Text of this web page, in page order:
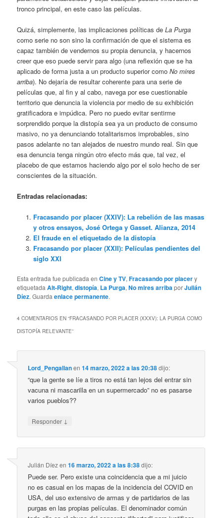
tronco principal, en este caso las películas.
Quizá, simplemente, las implicaciones políticas deLa Purga
como serie no son sino la confirmación de que el sistema es
capaz también de vendernos su propia denuncia, y hacernos
creer que eso puede servir para algo (una reflexión que se ha
aplicado de forma justa a un producto superior comoNo mires
arriba). No dejaría de resultar coherente para una serie de
películas que, al fin y al cabo, navega por ese cuestionable
territorio que denuncia la violencia por medio de su exhibición
gratificadora e impúdica. Pero no puedo evitar sentirme
sorprendido porque la distopía sea ya un producto de consumo
masivo, no ya denunciando totalitarismos improbables, sino
pasos adelante no tan alejados de nuestro mundo real. Sin que
esa denuncia tenga ningún otro efecto más que, tal vez, el
placebo de que estamos haciendo algo por el solo hecho de ser
conscientes de la situación.
Entradas relacionadas:
Fracasando por placer (XXIV): La rebelión de las masas
y otros ensayos, José Ortega y Gasset. Alianza, 2014
El fraude en el etiquetado de la distopía
Fracasando por placer (XXII): Películas pendientes del
siglo XXI
Esta entrada fue publicada enCine y TV,Fracasando por placery
etiquetadaAlt-Right,distopía, La Purga,No mires arribaporJulián
Díez. Guardaenlace permanente.
4 COMENTARIOS EN “FRACASANDO POR PLACER (XXXV): LA PURGA COMO
DISTOPÍA RELEVANTE”
Lord_Pengallanen14 marzo, 2022 a las 20:38dijo:
“que la gente se líe a tiros no está tan lejos del entrar sin
vacuna ni mascarilla en un supermercado” no es pasarse
varios pueblos??
Responder ↓
Julián Díezen16 marzo, 2022 a las 8:38dijo:
Puede ser. Pero existe una coincidencia que a mi juicio
no es casual en los mapas de la incidencia del COVID en
USA, del uso extensivo de armas y de partidarios de las
purgas en las propias películas. El denominador común